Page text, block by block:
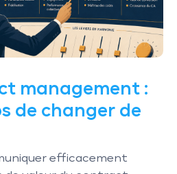
management :
de changer de
efficacement